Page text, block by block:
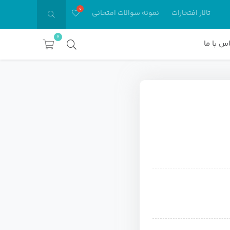
تالار افتخارات نمونه سوالات امتحانی
با ما
0